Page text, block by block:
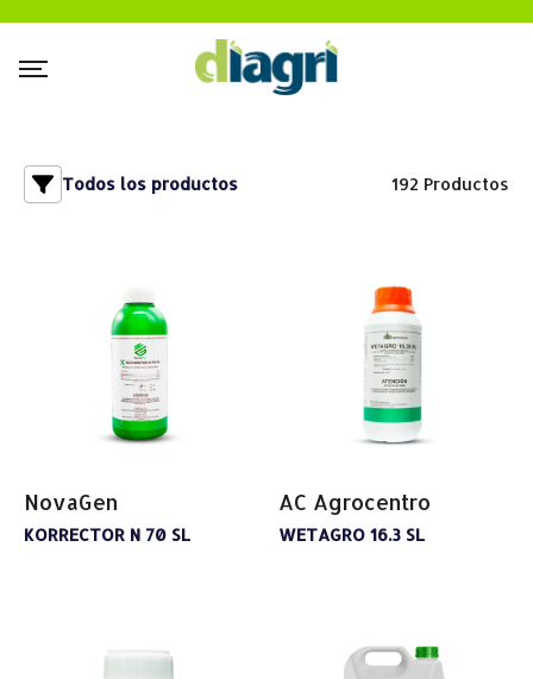
Todos los productos 192 Productos
NovaGen
KORRECTOR N 70 SL
AC Agrocentro
WETAGRO 16.3 SL